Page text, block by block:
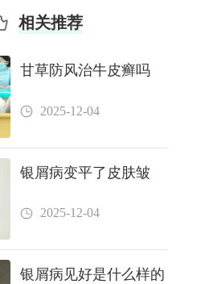
相关推荐
甘草防风治牛皮癣吗
2025-12-04
银屑病变平了皮肤皱
2025-12-04
银屑病见好是什么样的